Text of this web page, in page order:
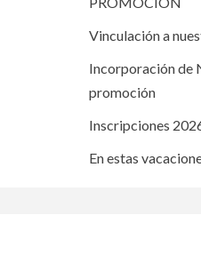
Vinculación a
Incorporación de
promoción
Inscripciones
En estas